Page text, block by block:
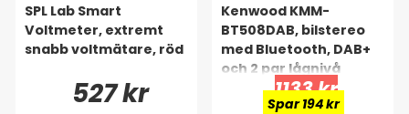
SPL Lab Smart
Voltmeter, extremt
snabb voltmätare, röd
527 kr
Kenwood KMM-
BT508DAB, bilstereo
med Bluetooth, DAB+
och 2 par lågnivå
1133 kr
Spar 194 kr